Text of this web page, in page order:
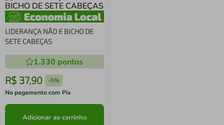
LIDERANÇA NÃO E BICHO DE
SETE CABEÇAS
1.330 pontos
R$ 37,90 -5%
No pagamento com Pix
Adicionar ao carrinho